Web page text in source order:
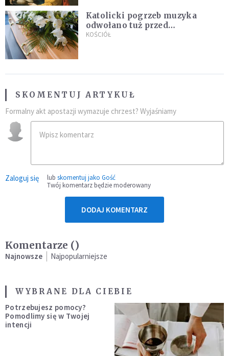
Katolicki pogrzeb muzyka
odwołano tuż przed
uroczystością. Powodem była
KOŚCIÓŁ
SKOMENTUJ ARTYKUŁ
Formalny akt apostazji wymazuje chrzest? Wyjaśniamy
Zaloguj się lub skomentuj jako Gość
Twój komentarz będzie moderowany
DODAJ KOMENTARZ
Komentarze ()
Najnowsze Najpopularniejsze
WYBRANE DLA CIEBIE
Potrzebujesz pomocy?
Pomodlimy się w Twojej
intencji